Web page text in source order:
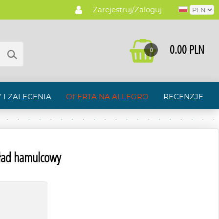
Zarejestruj/Zaloguj
0.00 PLN
0
I ZALECENIA OFERTA NA ALLEGRO RECENZJE
hamulcowy